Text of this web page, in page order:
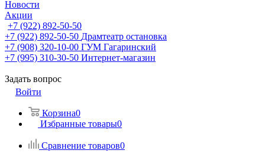
Новости
Акции
+7 (922) 892-50-50
+7 (922) 892-50-50 Драмтеатр остановка
+7 (908) 320-10-00 ГУМ Гагаринский
+7 (995) 310-30-50 Интернет-магазин
Задать вопрос
Войти
Корзина0
Избранные товары0
Сравнение товаров0